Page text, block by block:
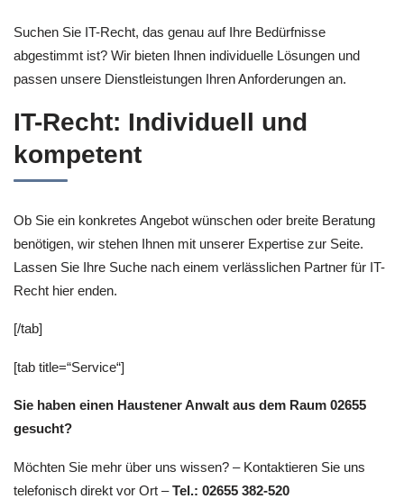
Suchen Sie IT-Recht, das genau auf Ihre Bedürfnisse
abgestimmt ist? Wir bieten Ihnen individuelle Lösungen und
passen unsere Dienstleistungen Ihren Anforderungen an.
IT-Recht: Individuell und
kompetent
Ob Sie ein konkretes Angebot wünschen oder breite Beratung
benötigen, wir stehen Ihnen mit unserer Expertise zur Seite.
Lassen Sie Ihre Suche nach einem verlässlichen Partner für IT-
Recht hier enden.
[/tab]
[tab title=“Service“]
Sie haben einen Haustener Anwalt aus dem Raum 02655
gesucht?
Möchten Sie mehr über uns wissen? – Kontaktieren Sie uns
telefonisch direkt vor Ort –Tel.: 02655 382-520